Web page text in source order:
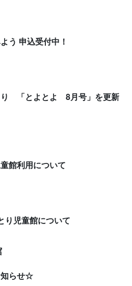
う 申込受付中！
り 「とよとよ 8月号」を更新
館利用について
り児童館について
知らせ☆